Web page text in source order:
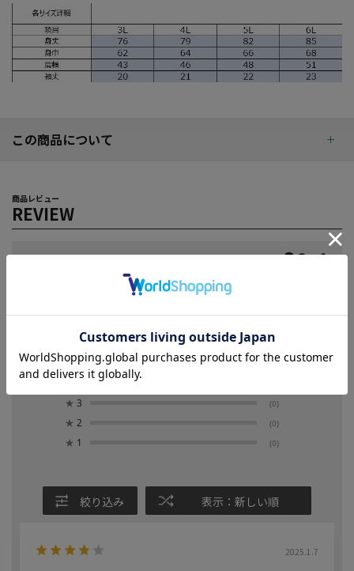
この商品について
商品レビュー
REVIEW
4.5
レビュー件数： 2 件
★5 (1)
★ 3 (0)
★ 2 (0)
★ 1 (0)
絞り込み 表示：新しい順
2025.1.7